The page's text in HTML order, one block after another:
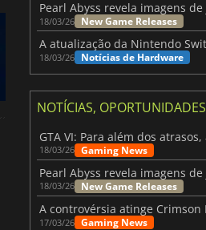
3.65€
18/03/26 New Game Releases
18/03/26 Notícias de Hardware
NOTÍCIAS, OPORTUNIDADES
18/03/26 Gaming News
18/03/26 New Game Releases
17/03/26 Gaming News